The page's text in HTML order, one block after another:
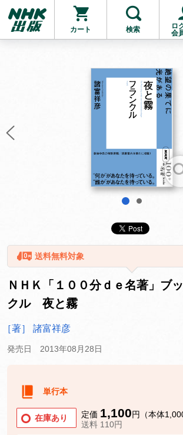
カート 検索
ロ
会
お支払いに進む
他にも商品を買う
1
送料無料対象
ＮＨＫ「１００分ｄｅ名著」ブ
クル 夜と霧
［著］ 諸富祥彦
発売日 2013年08月28日
単行本
在庫あり 定価 1,100円（本体
送料 110円